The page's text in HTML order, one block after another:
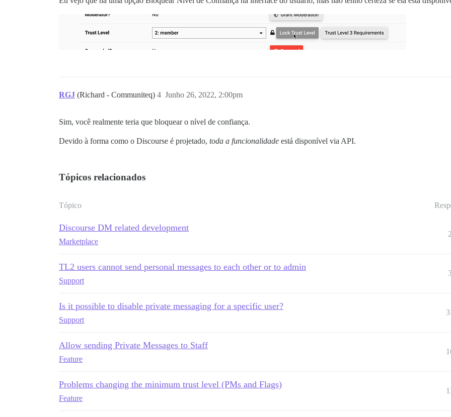
RGJ (Richard - Communiteq) Junho 26, 2022, 2:00pm
4
Sim, você realmente teria que bloquear o nível de confiança.
Devido à forma como o Discourse é projetado, toda a funcionalidade está disponível via API.
Tópicos relacionados
Tópico
Discourse DM related development
Marketplace
2
TL2 users cannot send personal messages to each other or to admin
Support
Is it possible to disable private messaging for a specific user?
Support
Allow sending Private Messages to Staff
Feature
Problems changing the minimum trust level (PMs and Flags)
Feature